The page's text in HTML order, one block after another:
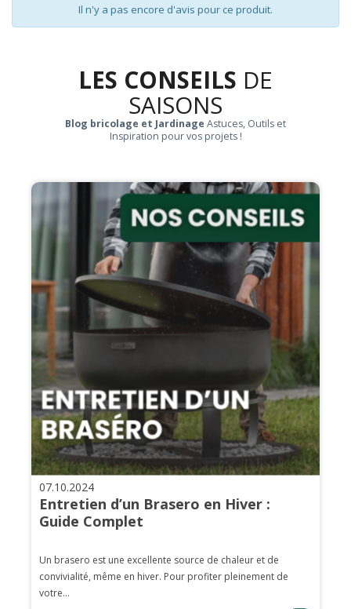
Il n'y a pas encore d'avis pour ce produit.
LES CONSEILS DE
SAISONS
Blog bricolage et Jardinage Astuces, Outils et
Inspiration pour vos projets !
07.10.2024
Entretien d’un Brasero en Hiver :
Guide Complet
Un brasero est une excellente source de chaleur et de
convivialité, même en hiver. Pour profiter pleinement de
votre...